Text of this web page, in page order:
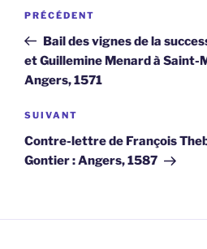
Navigation
l’article
Article
précédent
PRÉCÉDENT
Bail des vignes de la
et Guillemine Menard à Saint-
Angers, 1571
Article
suivant
SUIVANT
Contre-lettre de François
Gontier : Angers, 1587